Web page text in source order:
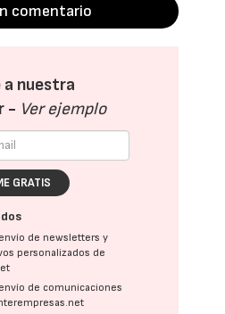
comentario
a nuestra
- Ver ejemplo
GRATIS
de newsletters y
personalizados de
de comunicaciones